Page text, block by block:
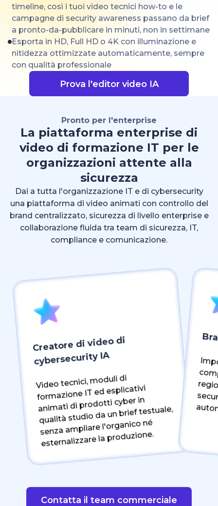
timeline, così i tuoi video tecnici how-to e le
campagne di security awareness passano da brief
a pronto-da-pubblicare in minuti, non in settimane
Esporta in HD, Full HD o 4K con illuminazione e
nitidezza ottimizzate automaticamente, sempre
con qualità professionale
Prova l'editor video IA
Pronto per l'enterprise
La piattaforma enterprise di
video di formazione IT per le
organizzazioni attente alla
sicurezza
Dai a tutta l'organizzazione IT e di cybersecurity
una piattaforma di video animati con controllo del
brand centralizzato, sicurezza di livello enterprise e
collaborazione fluida tra team di sicurezza, IT,
compliance e comunicazione.
Creatore di video di
cybersecurity IA
Video tecnici, moduli di
formazione IT ed esplicativi
animati di prodotti cyber in
qualità studio da un brief testuale,
senza ampliare l'organico né
esternalizzare la produzione.
Contatta il team commerciale